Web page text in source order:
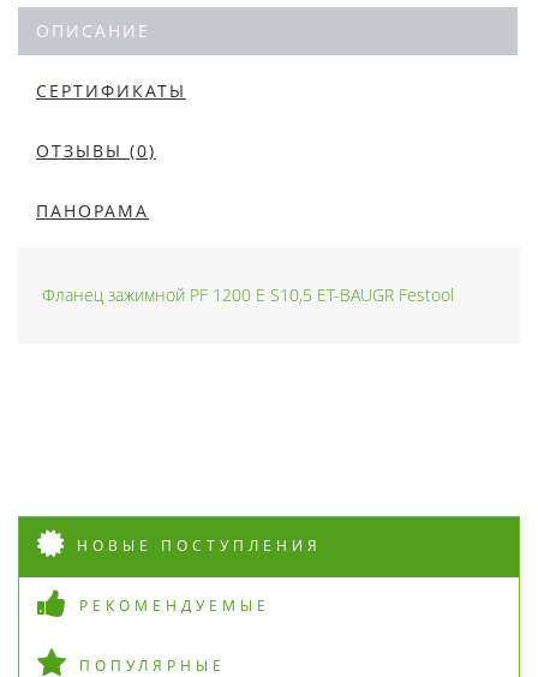
ОПИСАНИЕ
СЕРТИФИКАТЫ
ОТЗЫВЫ (0)
ПАНОРАМА
Фланец зажимной PF 1200 E S10,5 ET-BAUGR Festool
НОВЫЕ ПОСТУПЛЕНИЯ
РЕКОМЕНДУЕМЫЕ
ПОПУЛЯРНЫЕ